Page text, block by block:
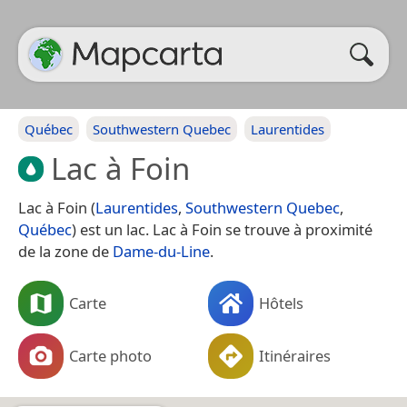
Québec Southwestern Quebec Laurentides
Lac à Foin
Lac à Foin (Laurentides, Southwestern Quebec,
Québec) est un lac. Lac à Foin se trouve à proximité
de la zone de Dame-du-Line.
Carte Hôtels
Carte photo Itinéraires